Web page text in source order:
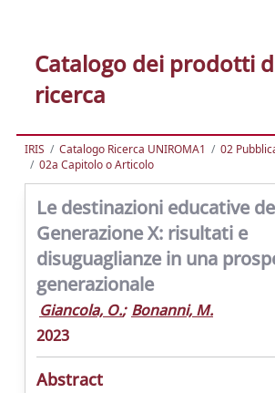
Catalogo dei prodotti
ricerca
IRIS Catalogo Ricerca UNIROMA1
02
02a Capitolo o Articolo
Le destinazioni educative
Generazione X: risultati e
disuguaglianze in una
generazionale
Giancola, O.; Bonanni, M.
2023
Abstract